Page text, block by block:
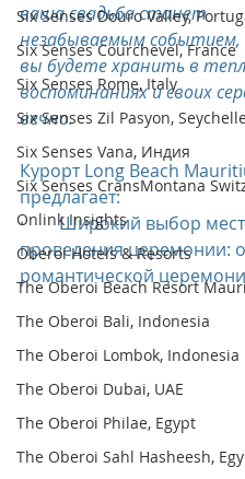
Six Senses Douro Valley,
Six Senses Courchevel, France
Six Senses Rome, Italy
Six Senses Zil Pasyon,
Six Senses Vana, Индия
Six Senses CransMontana
Onlink Insights
Oberoi Hotels & Resorts
The Oberoi Beach Resort
The Oberoi Bali, Indonesia
The Oberoi Lombok, Indonesia
The Oberoi Dubai, UAE
The Oberoi Philae, Egypt
The Oberoi Sahl Hasheesh,
ваша свадьба станет
незабываемым событием,
вы будете хранить в
воспоминаниях и своих
вечно.
Курорт Long Beach
предлагает:
·        Широкий выбор
проведения церемонии:
романтической